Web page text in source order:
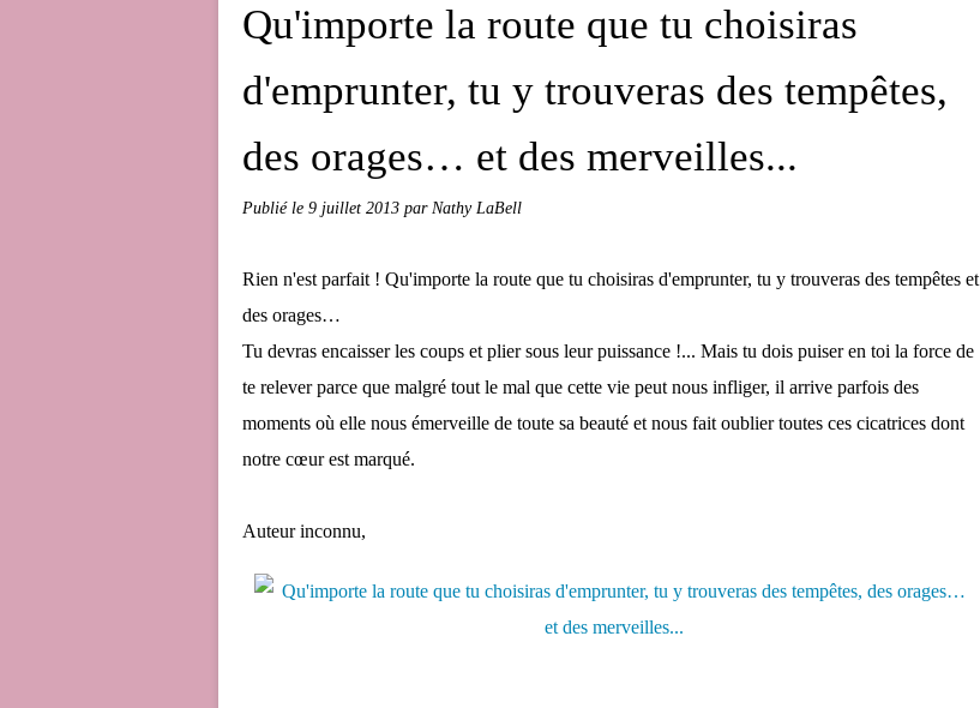
Qu'importe la route que tu choisiras
d'emprunter, tu y trouveras des tempêtes,
des orages… et des merveilles...
Publié le 9 juillet 2013 par Nathy LaBell
Rien n'est parfait ! Qu'importe la route que tu choisiras d'emprunter, tu y trouveras des tempêtes et
des orages…
Tu devras encaisser les coups et plier sous leur puissance !... Mais tu dois puiser en toi la force de
te relever parce que malgré tout le mal que cette vie peut nous infliger, il arrive parfois des
moments où elle nous émerveille de toute sa beauté et nous fait oublier toutes ces cicatrices dont
notre cœur est marqué.
Auteur inconnu,